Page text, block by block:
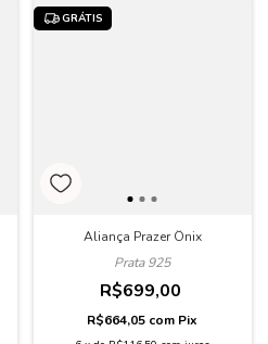
GRÁTIS
Aliança Prazer Ônix
Prata 925
R$699,00
R$664,05 com Pix